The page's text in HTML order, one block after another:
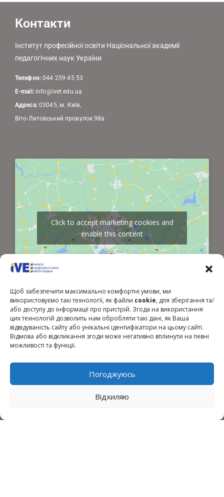
Щоб забезпечити максимально комфортні умови, ми
використовуємо такі технології, як файли cookie, для зберігання та/
або доступу до інформації про пристрій. Згода на використання
цих технологій дозволить нам обробляти такі дані, як Ваша
відвідуваність сайту або унікальні ідентифікатори на цьому сайті.
Відмова або відкликання згоди може негативно вплинути на певні
можливості та функції.
Погоджуюсь
Відхиляю
Контакти
Інститут професійної освіти Національної академії
педагогічних наук України
Телефон:044 259 45 53
E-mail: info@ivet.edu.ua
Адреса:03045, м. Київ,
Віто-Литовський провулок 98а
Click to accept marketing cookies and
enable this content
Президент України
Верховна Рада України
Законодавство України
Міністерство освіти і науки України
Національна академія педагогічних наук України